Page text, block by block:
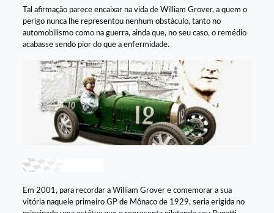
Tal afirmação parece encaixar na vida de William Grover, a quem o
perigo nunca lhe representou nenhum obstáculo, tanto no
automobilismo como na guerra, ainda que, no seu caso, o remédio
acabasse sendo pior do que a enfermidade.
Em 2001, para recordar a William Grover e comemorar a sua
vitória naquele primeiro GP de Mônaco de 1929, seria erigida no